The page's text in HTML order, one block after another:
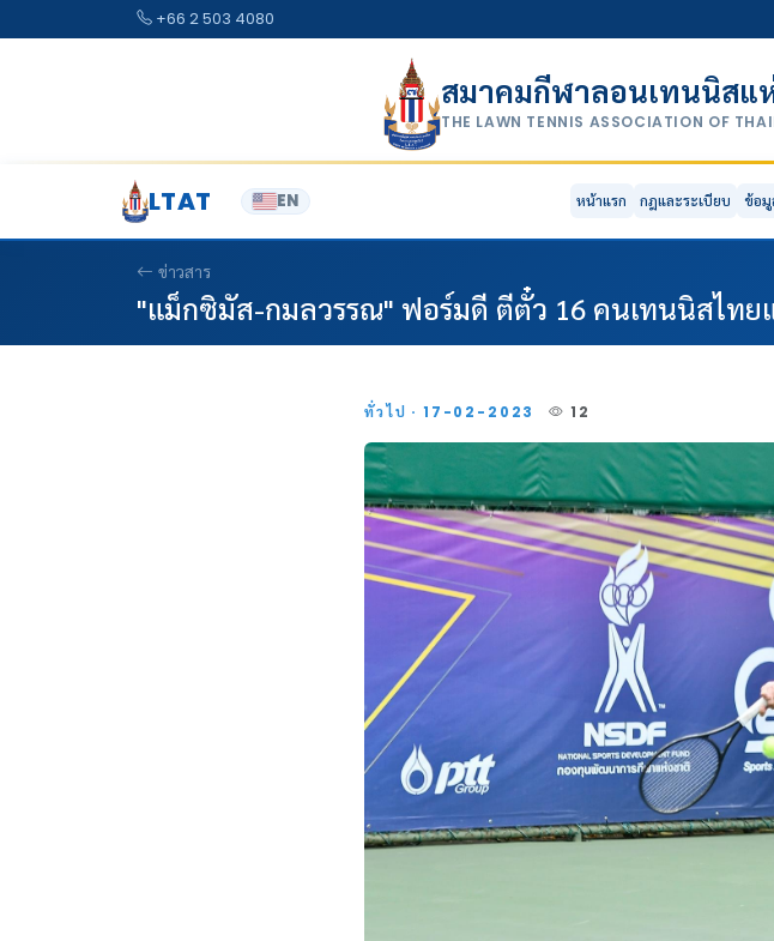
+66 2 503 4080
สมาคมกีฬาลอนเทนนิสแ
THE LAWN TENNIS ASSOCIATION OF
LTAT EN หน้าแรก กฎและระเบียบ ข้อมู
ข่าวสาร
"แม็กซิมัส-กมลวรรณ" ฟอร์มดี ตีตั๋ว 16 คนเทนนิสไทย
ทั่วไป · 17-02-2023 12